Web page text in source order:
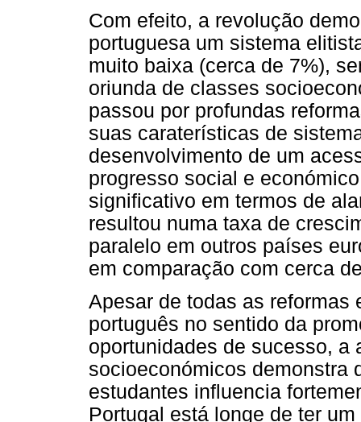
Com efeito, a revolução
portuguesa um sistema
muito baixa (cerca de 7%),
oriunda de classes
passou por profundas
suas caraterísticas de
desenvolvimento de um
progresso social e
significativo em termos de
resultou numa taxa de
paralelo em outros países
em comparação com cerca
Apesar de todas as reformas
português no sentido da
oportunidades de sucesso, a
socioeconómicos demonstra
estudantes influencia
Portugal está longe de ter